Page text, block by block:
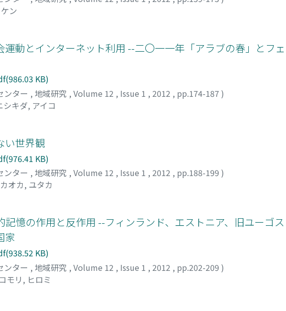
ン
運動とインターネット利用 --二〇一一年「アラブの春」とフ
KB)
ンター , 地域研究 , Volume 12 , Issue 1 , 2012 , pp.174-187 )
シキダ, アイコ
い世界観
KB)
ンター , 地域研究 , Volume 12 , Issue 1 , 2012 , pp.188-199 )
オカ, ユタカ
記憶の作用と反作用 --フィンランド、エストニア、旧ユーゴ
家
KB)
ンター , 地域研究 , Volume 12 , Issue 1 , 2012 , pp.202-209 )
コモリ, ヒロミ